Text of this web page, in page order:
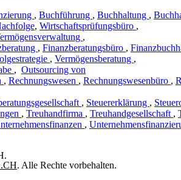
, Buchführung , Buchhaltung ,
, Wirtschaftsprüfungsbüro ,
,
, Finanzberatungsbüro ,
, Vermögensberatung ,
, Outsourcing von
, Rechnungswesen , Rechnungswesenbüro ,
, Steuererklärung ,
, Treuhandfirma , Treuhandgesellschaft ,
,
. Alle Rechte vorbehalten.